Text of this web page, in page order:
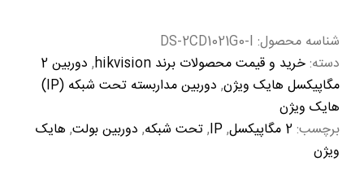
ویژن
مدل
DS-
2CD1021G0-
I
شناسه محصول: DS-2CD1021G0-I
دسته:خرید و قیمت محصولات برند hikvision ,
دوربین 2
مگاپیکسل هایک ویژن,
دوربین مداربسته تحت شبکه (IP)
هایک ویژن
برچسب:2 مگاپیکسل ,
IP
,تحت شبکه, دوربین بولت, هایک
ویژن